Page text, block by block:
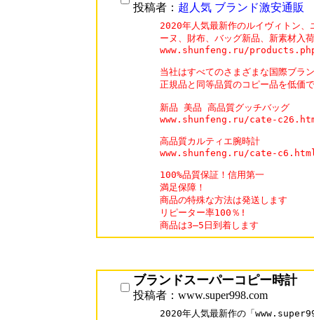
投稿者： 超人気 ブランド激安通販
2020年人気最新作のルイヴィトン
ーヌ、財布、バッグ新品、新素材入
www.shunfeng.ru/
当社はすべてのさまざまな国際ブラ
正規品と同等品質のコピー品を低価
新品 美品 高品質グッチバッグ
www.shunfeng.ru/cate-
高品質カルティエ腕時計
www.shunfeng.ru/cate-
100%品質保証！信用第一
満足保障！
商品の特殊な方法は発送します
リピーター率100％!
商品は3―5日到着します
ブランドスーパーコピー時計
投稿者：www.super998.com
2020年人気最新作の「